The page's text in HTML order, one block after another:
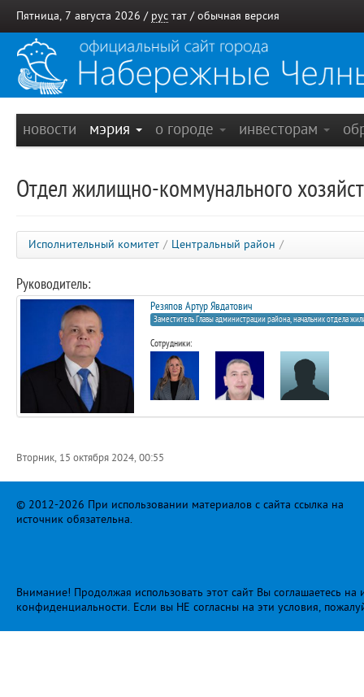
Пятница, 7 августа 2026 / рус тат / обычная версия
новости мэрия о городе инвесторам
Отдел жилищно-коммунального
Исполнительный комитет / Центральный район /
Руководитель:
Резяпов Артур Явдатович
Заместитель Главы администрации района, начальник отдела
Сотрудники:
Вторник, 15 октября 2024, 00:55
© 2012-2026 При использовании материалов с сайта ссылка на
источник обязательна.
Внимание! Продолжая использовать этот сайт Вы соглашаетесь
конфиденциальности. Если вы НЕ согласны на эти условия,